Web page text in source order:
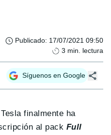
Publicado: 17/07/2021 09:50
3 min. lectura
Síguenos en Google
finalmente ha
al pack Full